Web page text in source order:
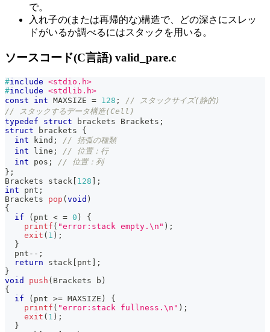
で。
入れ子の(または再帰的な)構造で、どの深さにスレッ
ドがいるか調べるにはスタックを用いる。
ソースコード(C言語) valid_pare.c
#include <stdio.h>
#include <stdlib.h>
const
int MAXSIZE = 128 ;
// スタックサイズ(静的)
// スタックするデータ構造(Cell)
typedef
struct brackets Brackets ;
struct
brackets
{
int kind ;
// 括弧の種類
int line ;
// 位置：行
int pos ;
// 位置：列
} ;
Brackets stack 128
;
int pnt ;
Brackets pop ( void )
{
if
( pnt < = 0 )
{
printf ( "error:stack empty.\n" ) ;
exit ( 1 ) ;
}
  pnt
-- ;
return stack pnt
;
}
void
push ( Brackets b )
{
if
( pnt >= MAXSIZE )
{
printf ( "error:stack fullness.\n" ) ;
exit ( 1 ) ;
}